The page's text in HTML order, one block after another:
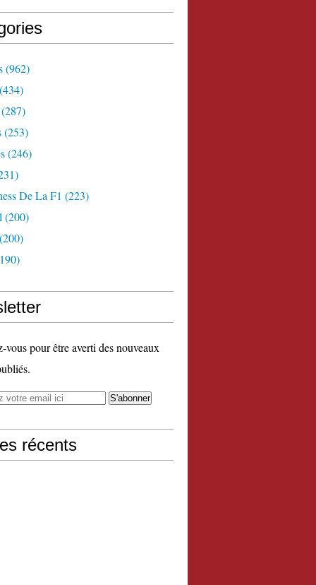
(962)
(253)
(246)
De La F1 (223)
(200)
vous pour être averti des nouveaux
récents